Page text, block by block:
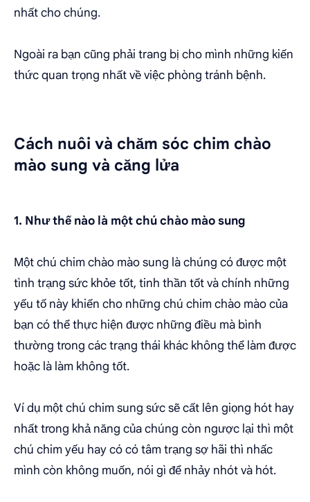
nhất cho chúng.
Ngoài ra bạn cũng phải trang bị cho mình những kiến
thức quan trọng nhất về việc phòng tránh bệnh.
Cách nuôi và chăm sóc chim chào
mào sung và căng lửa
1. Như thế nào là một chú chào mào sung
Một chú chim chào mào sung là chúng có được một
tình trạng sức khỏe tốt, tinh thần tốt và chính những
yếu tố này khiến cho những chú chim chào mào của
bạn có thể thực hiện được những điều mà bình
thường trong các trạng thái khác không thể làm được
hoặc là làm không tốt.
Ví dụ một chú chim sung sức sẽ cất lên giọng hót hay
nhất trong khả năng của chúng còn ngược lại thì một
chú chim yếu hay có có tâm trạng sợ hãi thì nhấc
mình còn không muốn, nói gì để nhảy nhót và hót.